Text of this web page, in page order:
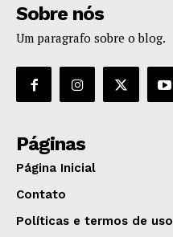
Sobre nós
Um paragrafo sobre o blog.
Páginas
Página Inicial
Contato
Políticas e termos de uso